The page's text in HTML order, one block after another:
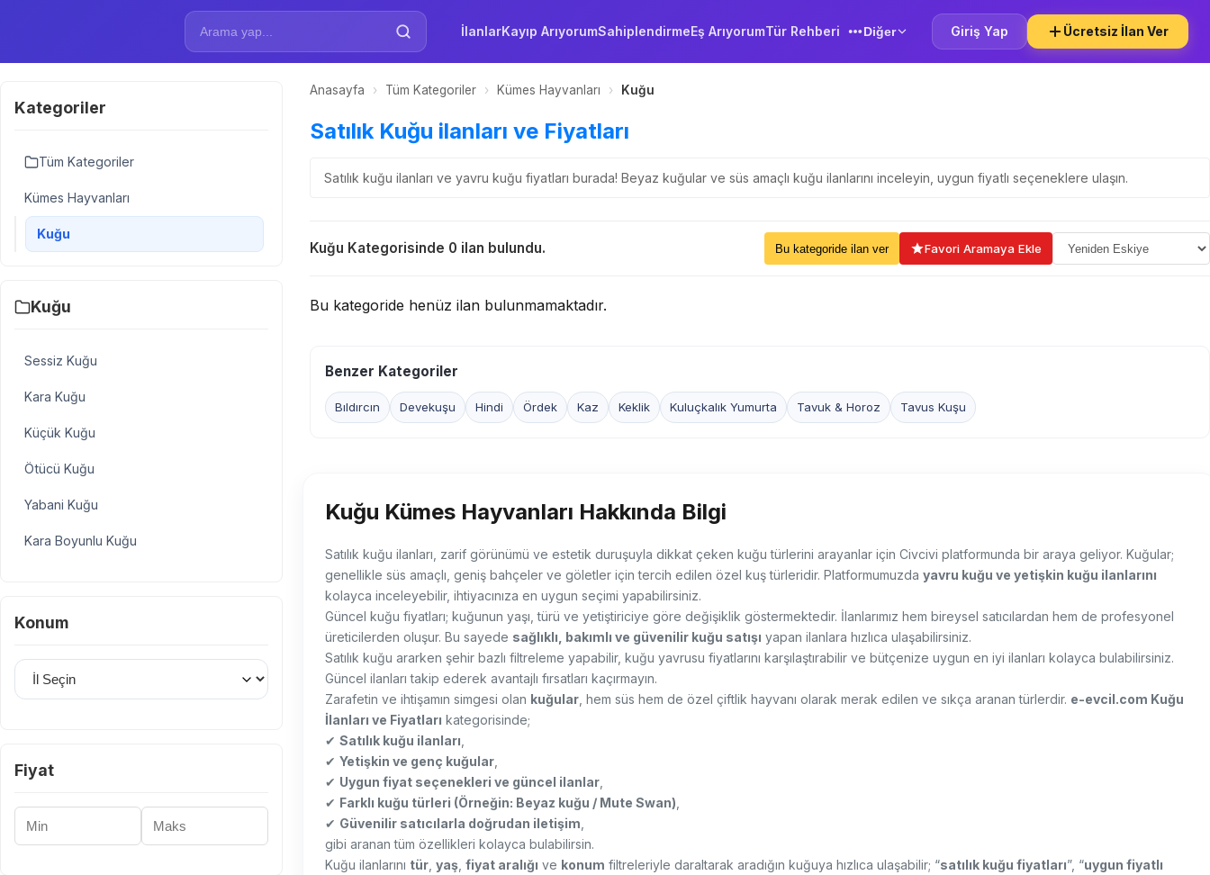
İlanlarKayıp ArıyorumSahiplendirmeEş ArıyorumTür Rehberi Diğer Giriş Yap Ücretsiz İlan Ver
Kategoriler
Tüm Kategoriler
Kümes Hayvanları
Kuğu
Kuğu
Sessiz Kuğu
Kara Kuğu
Küçük Kuğu
Ötücü Kuğu
Yabani Kuğu
Kara Boyunlu Kuğu
Konum
İl Seçin
Fiyat
Minimum Fiyat
Maksimum Fiyat
Anasayfa › Tüm Kategoriler › Kümes Hayvanları › Kuğu
Satılık Kuğu ilanları ve Fiyatları
Satılık kuğu ilanları ve yavru kuğu fiyatları burada! Beyaz kuğular ve süs amaçlı kuğu ilanlarını inceleyin, uygun fiyatlı seçeneklere ulaşın.
Kuğu Kategorisinde 0 ilan bulundu. Bu kategoride ilan ver Favori Aramaya Ekle
Sıralama Seçin
Bu kategoride henüz ilan bulunmamaktadır.
Benzer Kategoriler
Bıldırcın Devekuşu Hindi Ördek Kaz Keklik Kuluçkalık Yumurta Tavuk & Horoz Tavus Kuşu
Kuğu Kümes Hayvanları Hakkında Bilgi
Satılık kuğu ilanları, zarif görünümü ve estetik duruşuyla dikkat çeken kuğu türlerini arayanlar için Civcivi platformunda bir araya geliyor. Kuğular;
genellikle süs amaçlı, geniş bahçeler ve göletler için tercih edilen özel kuş türleridir. Platformumuzda yavru kuğu ve yetişkin kuğu ilanlarını
kolayca inceleyebilir, ihtiyacınıza en uygun seçimi yapabilirsiniz.
Güncel kuğu fiyatları; kuğunun yaşı, türü ve yetiştiriciye göre değişiklik göstermektedir. İlanlarımız hem bireysel satıcılardan hem de profesyonel
üreticilerden oluşur. Bu sayede sağlıklı, bakımlı ve güvenilir kuğu satışı yapan ilanlara hızlıca ulaşabilirsiniz.
Satılık kuğu ararken şehir bazlı filtreleme yapabilir, kuğu yavrusu fiyatlarını karşılaştırabilir ve bütçenize uygun en iyi ilanları kolayca bulabilirsiniz.
Güncel ilanları takip ederek avantajlı fırsatları kaçırmayın.
Zarafetin ve ihtişamın simgesi olan kuğular, hem süs hem de özel çiftlik hayvanı olarak merak edilen ve sıkça aranan türlerdir. e-evcil.com Kuğu
İlanları ve Fiyatları kategorisinde;
✔ Satılık kuğu ilanları
✔ Yetişkin ve genç kuğular,
✔ Uygun fiyat seçenekleri ve güncel ilanlar,
✔ Farklı kuğu türleri (Örneğin: Beyaz kuğu / Mute Swan)
✔ Güvenilir satıcılarla doğrudan iletişim
gibi aranan tüm özellikleri kolayca bulabilirsin.
Kuğu ilanlarını tür, yaş, fiyat aralığı ve konum filtreleriyle daraltarak aradığın kuğuya hızlıca ulaşabilir; “satılık kuğu fiyatları”, “uygun fiyatlı